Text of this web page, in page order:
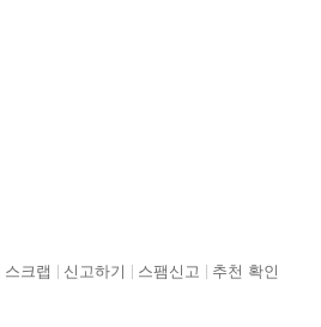
스크랩 신고하기 스팸신고 추천 확인